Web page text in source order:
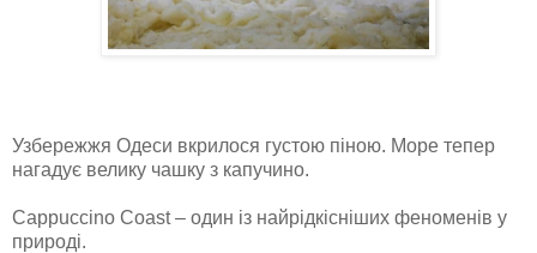
Узбережжя Одеси вкрилося густою піною. Море тепер
нагадує велику чашку з капучино.
Cappuccino Coast – один із найрідкісніших феноменів у
природі.